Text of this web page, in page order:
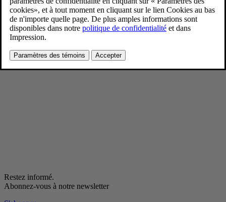
Partager
Télécharger
V60 T8 Silver Dawn
Pour consulter toute l’information sur les droits d’auteur, cliquez ici